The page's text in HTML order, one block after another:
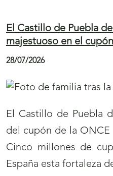
El Castillo de Puebla
majestuoso en el
28/07/2026
El Castillo de Puebla
del cupón de la
Cinco millones de
España esta fortaleza